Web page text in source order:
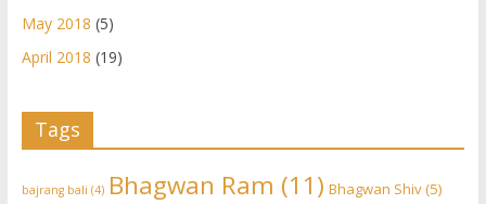
May 2018 (5)
April 2018 (19)
Tags
bajrang bali (4) Bhagwan Ram (11) Bhagwan Shiv(5)